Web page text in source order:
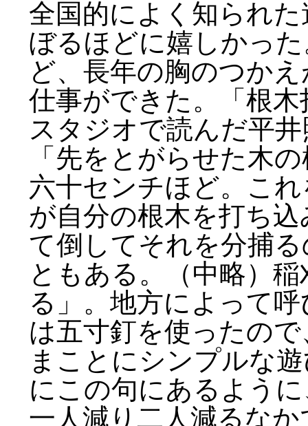
全国的によく知られ
ぼるほどに嬉しかっ
ど、長年の胸のつか
仕事ができた。「根
スタジオで読んだ平
「先をとがらせた木
六十センチほど。こ
が自分の根木を打ち
て倒してそれを分捕
ともある。（中略）
る」。地方によって
は五寸釘を使ったの
まことにシンプルな
にこの句にあるよう
一人減り二人減るな